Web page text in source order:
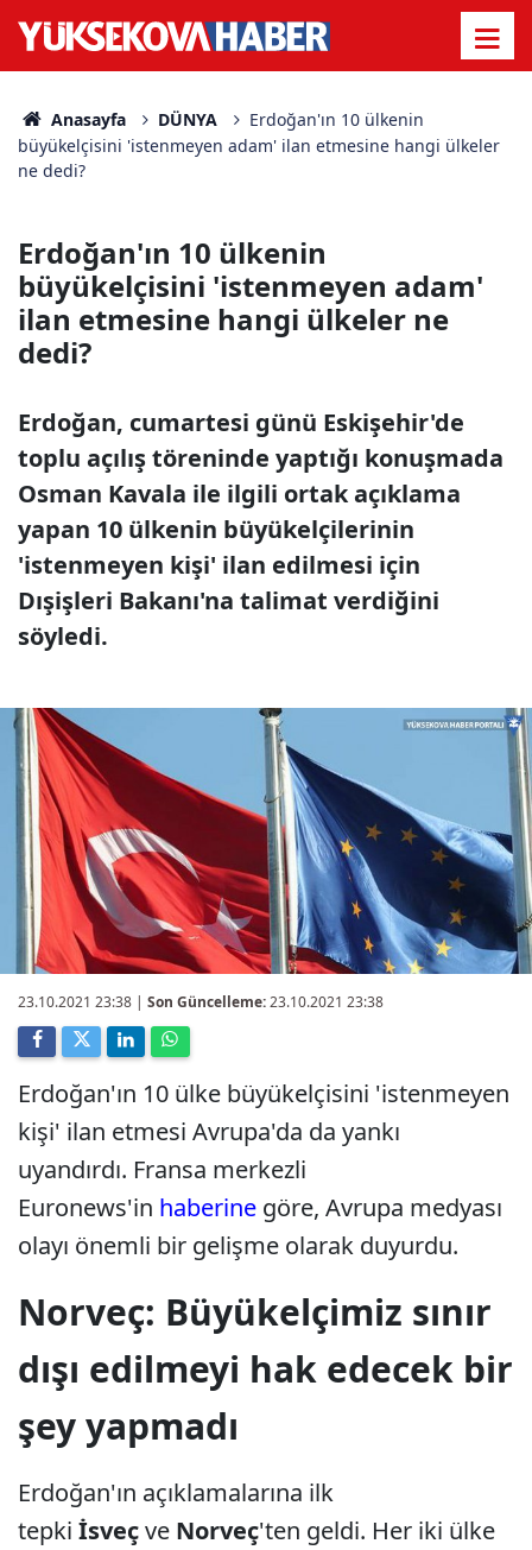
Anasayfa DÜNYA
Erdoğan'ın 10 ülkenin
büyükelçisini 'istenmeyen adam' ilan etmesine hangi ülkeler
ne dedi?
Erdoğan'ın 10 ülkenin
büyükelçisini 'istenmeyen adam'
ilan etmesine hangi ülkeler ne
dedi?
Erdoğan, cumartesi günü Eskişehir'de
toplu açılış töreninde yaptığı konuşmada
Osman Kavala ile ilgili ortak açıklama
yapan 10 ülkenin büyükelçilerinin
'istenmeyen kişi' ilan edilmesi için
Dışişleri Bakanı'na talimat verdiğini
söyledi.
23.10.2021 23:38 | Son Güncelleme:23.10.2021 23:38
Erdoğan'ın 10 ülke büyükelçisini 'istenmeyen
kişi' ilan etmesi Avrupa'da da yankı
uyandırdı. Fransa merkezli
Euronews'in haberine göre, Avrupa medyası
olayı önemli bir gelişme olarak duyurdu.
Norveç: Büyükelçimiz sınır
dışı edilmeyi hak edecek bir
şey yapmadı
Erdoğan'ın açıklamalarına ilk
tepki İsveçve Norveç'ten geldi. Her iki ülke